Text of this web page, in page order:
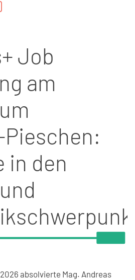
Job
am
in den
absolvierte Mag. Andreas